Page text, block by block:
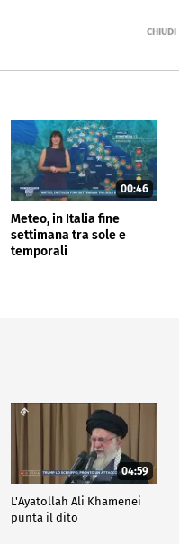
00:46
Meteo, in Italia fine
settimana tra sole e
temporali
04:59
L'Ayatollah Ali Khamenei
punta il dito